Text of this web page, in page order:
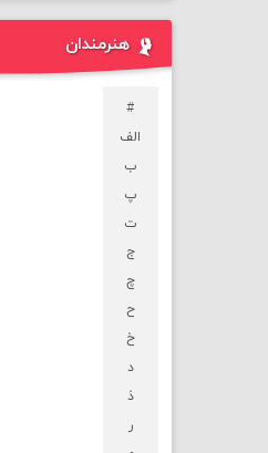
هنرمندان
#
الف
ب
پ
ت
ج
چ
ح
خ
د
ذ
ر